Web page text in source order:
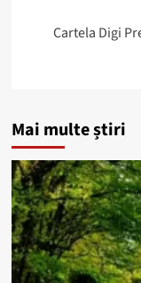
Cartela Digi
Mai multe știri